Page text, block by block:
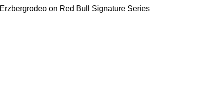
Erzbergrodeo on Red Bull Signature Series